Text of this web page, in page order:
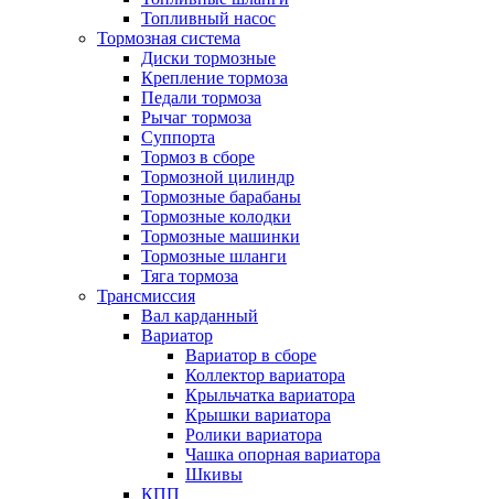
Топливный насос
Тормозная система
Диски тормозные
Крепление тормоза
Педали тормоза
Рычаг тормоза
Суппорта
Тормоз в сборе
Тормозной цилиндр
Тормозные барабаны
Тормозные колодки
Тормозные машинки
Тормозные шланги
Тяга тормоза
Трансмиссия
Вал карданный
Вариатор
Вариатор в сборе
Коллектор вариатора
Крыльчатка вариатора
Крышки вариатора
Ролики вариатора
Чашка опорная вариатора
Шкивы
КПП